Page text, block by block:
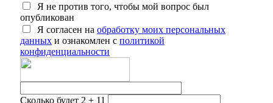
Я не против того, чтобы мой вопрос был
опубликован
Я согласен на обработку моих персональных
данных и ознакомлен с политикой
конфиденциальности
Сколько будет 2 + 11